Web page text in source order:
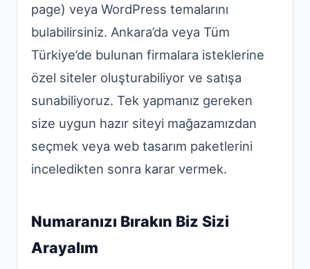
page) veya WordPress temalarını
bulabilirsiniz. Ankara’da veya Tüm
Türkiye’de bulunan firmalara isteklerine
özel siteler oluşturabiliyor ve satışa
sunabiliyoruz. Tek yapmanız gereken
size uygun hazır siteyi mağazamızdan
seçmek veya web tasarım paketlerini
inceledikten sonra karar vermek.
Numaranızı Bırakın Biz Sizi
Arayalım